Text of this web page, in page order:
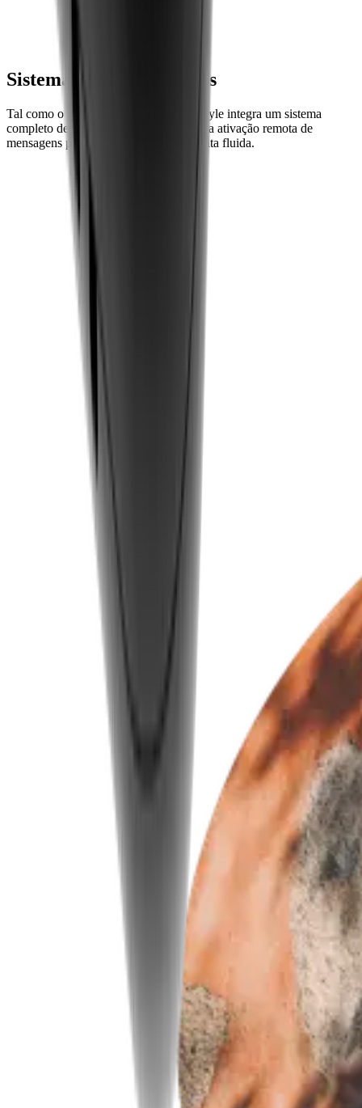
Sistema de guia de visitas
Tal como o irmão mais velho, o Mini Style integra um sistema
completo de guia de visitas, permitindo a ativação remota de
mensagens para uma experiência de visita fluida.